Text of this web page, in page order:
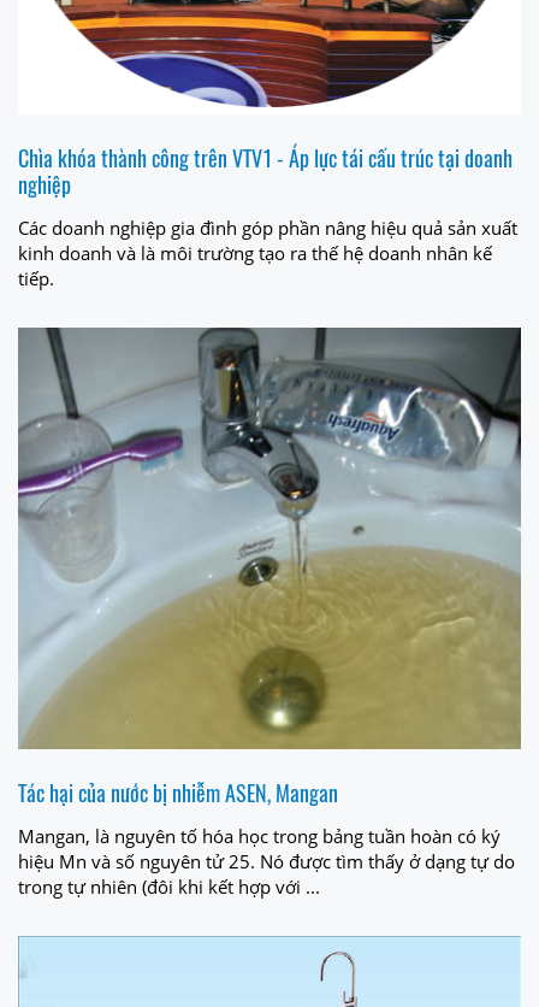
Chìa khóa thành công trên VTV1 - Áp lực tái cấu trúc tại doanh
nghiệp
Các doanh nghiệp gia đình góp phần nâng hiệu quả sản xuất
kinh doanh và là môi trường tạo ra thế hệ doanh nhân kế
tiếp.
Tác hại của nước bị nhiễm ASEN, Mangan
Mangan, là nguyên tố hóa học trong bảng tuần hoàn có ký
hiệu Mn và số nguyên tử 25. Nó được tìm thấy ở dạng tự do
trong tự nhiên (đôi khi kết hợp với ...